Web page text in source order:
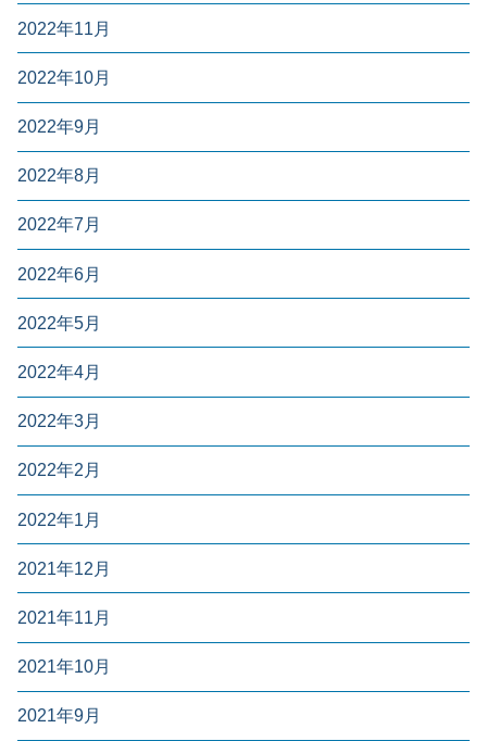
2022年11月
2022年10月
2022年9月
2022年8月
2022年7月
2022年6月
2022年5月
2022年4月
2022年3月
2022年2月
2022年1月
2021年12月
2021年11月
2021年10月
2021年9月